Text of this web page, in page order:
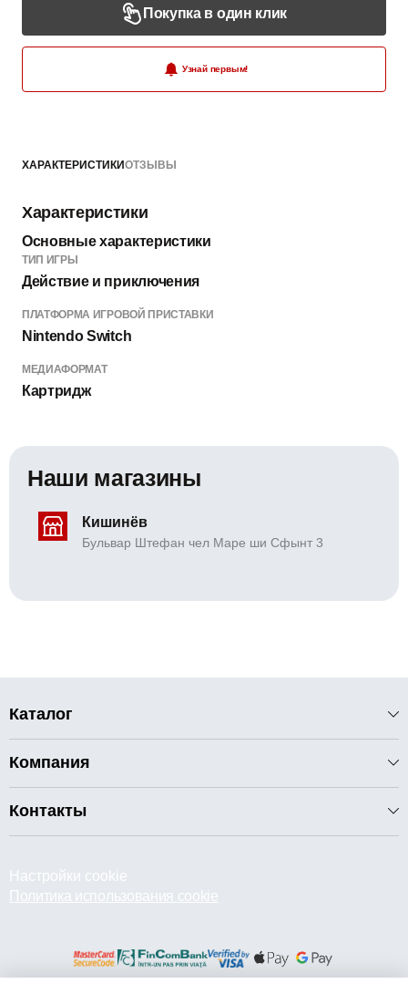
Покупка в один клик
Узнай первым!
ХАРАКТЕРИСТИКИОТЗЫВЫ
Характеристики
Основные характеристики
ТИП ИГРЫ
Действие и приключения
ПЛАТФОРМА ИГРОВОЙ ПРИСТАВКИ
Nintendo Switch
МЕДИАФОРМАТ
Картридж
Наши магазины
Кишинёв
Бульвар Штефан чел Маре ши Сфынт 3
Каталог
Компания
Контакты
Настройки cookie
Политика использования cookie